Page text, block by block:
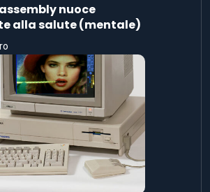
nuoce
alla salute (mentale)